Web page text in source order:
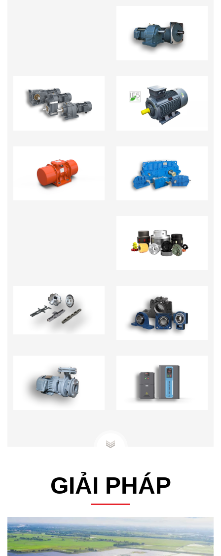
MOTOR GIẢM TỐC
MOTOR GIẢM TỐC
TẢI NẶNG R.S.K.F
ĐỘNG CƠ ĐIỆN
ĐỘNG CƠ RUNG
HỘP GIẢM TỐC CÔNG
NGHIỆP NẶNG
KHỚP NỐI TRỤC -
PHỤ KIỆN
NHÔNG XÍCH GỐI ĐỠ
BƠM TECO-BƠM ĐỊNH
LƯỢNG
BIẾN TẦN - BỘ CHỈNH
TỐC ĐỘ MOTOR
GIẢI PHÁP